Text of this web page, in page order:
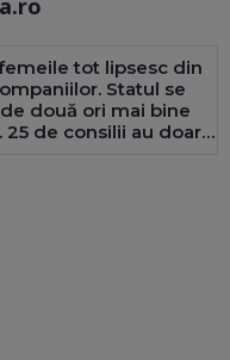
tot lipsesc din
Statul se
două ori mai bine
de consilii au doar